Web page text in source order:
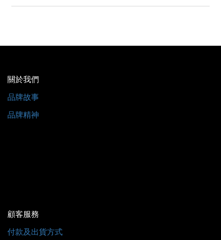
關於我們
品牌故事
品牌精神
顧客服務
付款及出貨方式